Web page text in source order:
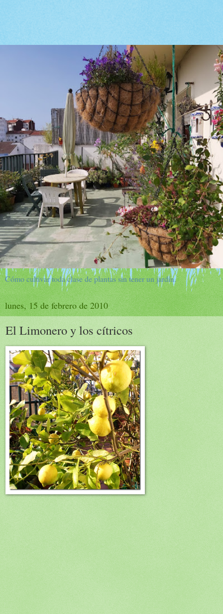
Cómo cultivar toda clase de plantas sin tener un jardín.
lunes, 15 de febrero de 2010
El Limonero y los cítricos